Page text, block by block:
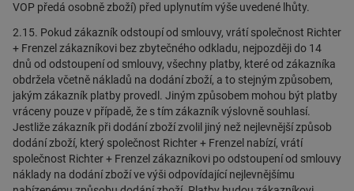
VOP předá osobně zboží) před uplynutím výše uvedené lhůty.
2.15. Pokud zákazník odstoupí od smlouvy, vrátí společnost Richter
+ Frenzel zákazníkovi bez zbytečného odkladu, nejpozději do 14
dnů od odstoupení od smlouvy, všechny platby, které od zákazníka
obdržela včetně nákladů na dodání zboží, a to stejným způsobem,
jakým zákazník platby provedl. Jiným způsobem mohou být platby
vráceny pouze v případě, že s tím zákazník výslovně souhlasí.
Jestliže zákazník při dodání zboží zvolil jiný než nejlevnější způsob
dodání zboží, který společnost Richter + Frenzel nabízí, vrátí
společnost Richter + Frenzel zákazníkovi po odstoupení od smlouvy
náklady na dodání zboží ve výši odpovídající nejlevnějšímu